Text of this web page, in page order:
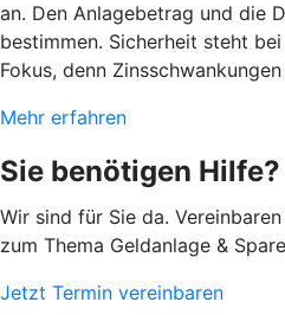
an. Den Anlagebetrag und die
bestimmen. Sicherheit steht
Fokus, denn
Mehr erfahren
Sie benötigen Hilfe?
Wir sind für Sie da.
zum Thema Geldanlage &
Jetzt Termin vereinbaren